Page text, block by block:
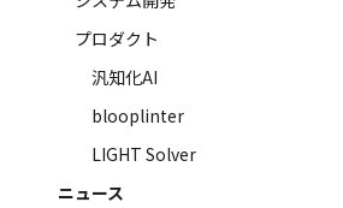
プロダクト
汎知化AI
blooplinter
LIGHT Solver
ニュース